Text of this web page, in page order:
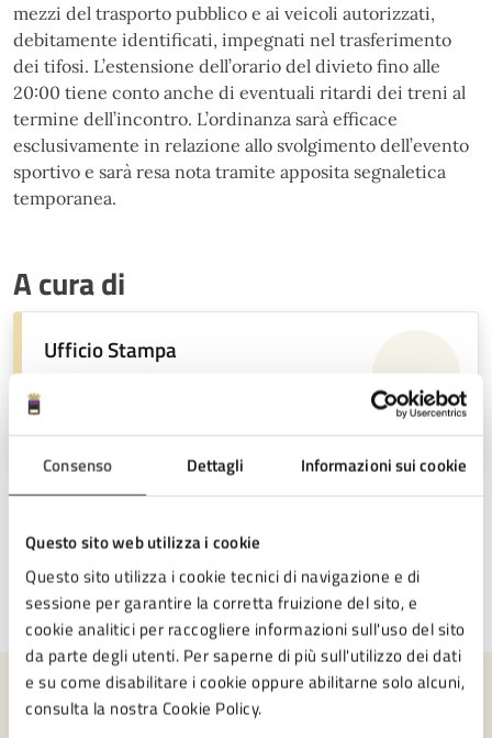
Consenso Dettagli Informazioni sui cookie
Questo sito web utilizza i cookie
Questo sito utilizza i cookie tecnici di navigazione e di
sessione per garantire la corretta fruizione del sito, e
cookie analitici per raccogliere informazioni sull'uso del sito
da parte degli utenti. Per saperne di più sull'utilizzo dei dati
e su come disabilitare i cookie oppure abilitarne solo alcuni,
consulta la nostra Cookie Policy.
mezzi del trasporto pubblico e ai veicoli autorizzati,
debitamente identificati, impegnati nel trasferimento
dei tifosi. L’estensione dell’orario del divieto fino alle
20:00 tiene conto anche di eventuali ritardi dei treni al
termine dell’incontro. L’ordinanza sarà efficace
esclusivamente in relazione allo svolgimento dell’evento
sportivo e sarà resa nota tramite apposita segnaletica
temporanea.
A cura di
Ufficio Stampa
Piazza del Popolo 10, Cesena (FC),
Ultimo aggiornamento:22/01/2026, 10:37
Contenuti correlati